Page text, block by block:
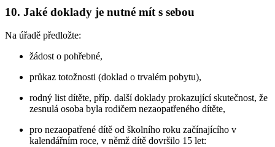
10. Jaké doklady je nutné mít s sebou
Na úřadě předložte:
žádost o pohřebné,
průkaz totožnosti (doklad o trvalém pobytu),
rodný list dítěte, příp. další doklady prokazující skutečnost, že
zesnulá osoba byla rodičem nezaopatřeného dítěte,
pro nezaopatřené dítě od školního roku začínajícího v
kalendářním roce, v němž dítě dovršilo 15 let: